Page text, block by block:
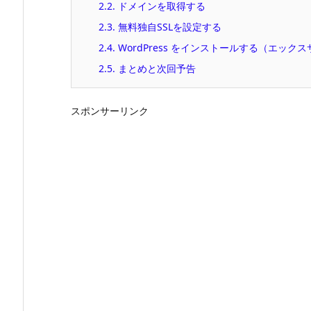
2.2. ドメインを取得する
2.3. 無料独自SSLを設定する
2.4. WordPress をインストールする（エックス
2.5. まとめと次回予告
スポンサーリンク